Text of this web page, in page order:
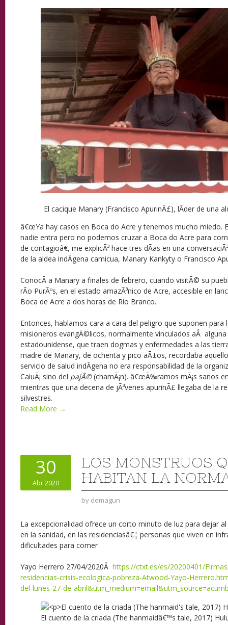
El cacique Manary (Francisco ApurinÃ£), lÃ­der de una
â€œYa hay casos en Boca do Acre y tenemos mucho miedo.
nadie entra pero no podemos cruzar a Boca do Acre para
de contagioâ€, me explicÃ³ hace tres dÃ­as en una
de la aldea indÃ­gena camicua, Manary Kankyty o Francisco
ConocÃ­ a Manary a finales de febrero, cuando visitÃ© su
rÃ­o PurÃºs, en el estado amazÃ³nico de Acre, accesible en
Boca de Acre a dos horas de Rio Branco.
Entonces, hablamos cara a cara del peligro que suponen para
misioneros evangÃ©licos, normalmente vinculados aÂ
estadounidense, que traen dogmas y enfermedades a las
madre de Manary, de ochenta y pico aÃ±os, recordaba
servicio de salud indÃ­gena no era responsabilidad de la
CaiuÃ¡ sino del pajÃ©(chamÃ¡n). â€œÃ‰ramos mÃ¡s sanos
mientras que una decena de jÃ³venes apurinÃ£ llegaba de la
silvestres.
Read More →
30
Abr 2020
LOS MONSTRUOS
HABITAN LA
by demagun
La excepcionalidad ofrece un corto minuto de luz para dejar
en la sanidad, en las residenciasâ€¦ personas que viven en
dificultades para comer
Yayo Herrero 27/04/2020Â https://ctxt.es/es/20200401/
residencias-crisis-ecologica-pobreza-Atwood-Yayo-
del-lunes-27-de-
El cuento de la criada (The hanmaidâ€™s tale, 2017)